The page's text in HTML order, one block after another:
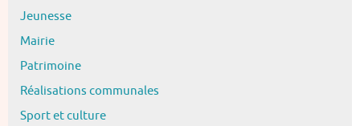
Jeunesse
Mairie
Patrimoine
Réalisations communales
Sport et culture